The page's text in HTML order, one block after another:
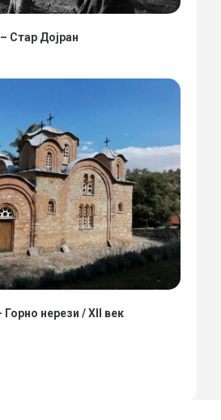
Стар Дојран
нерези / XII век